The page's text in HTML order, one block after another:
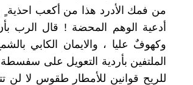
من فمك الأدرد هذا من أكعب احذية
أدعية الوهم المحضة ! قال الرب
وكهوفٌ عليا ، والايمان الكابي
الملتفين بأردية التعويل على
للريح قوانين للأمطار طقوس لا